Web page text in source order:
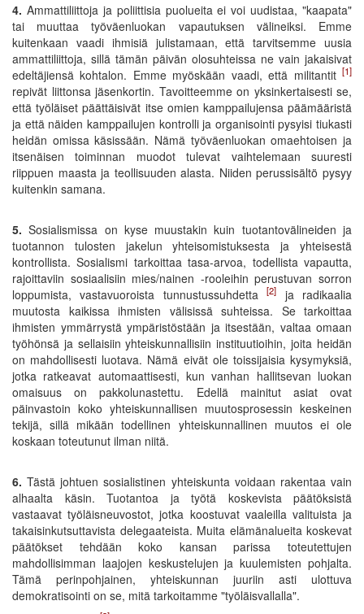
4. Ammattiliittoja ja poliittisia puolueita ei voi uudistaa, "kaapata"
tai muuttaa työväenluokan vapautuksen välineiksi. Emme
kuitenkaan vaadi ihmisiä julistamaan, että tarvitsemme uusia
ammattiliittoja, sillä tämän päivän olosuhteissa ne vain jakaisivat
edeltäjiensä kohtalon. Emme myöskään vaadi, että militantit [1]
repivät liittonsa jäsenkortin. Tavoitteemme on yksinkertaisesti se,
että työläiset päättäisivät itse omien kamppailujensa päämääristä
ja että näiden kamppailujen kontrolli ja organisointi pysyisi tiukasti
heidän omissa käsissään. Nämä työväenluokan omaehtoisen ja
itsenäisen toiminnan muodot tulevat vaihtelemaan suuresti
riippuen maasta ja teollisuuden alasta. Niiden perussisältö pysyy
kuitenkin samana.
5. Sosialismissa on kyse muustakin kuin tuotantovälineiden ja
tuotannon tulosten jakelun yhteisomistuksesta ja yhteisestä
kontrollista. Sosialismi tarkoittaa tasa-arvoa, todellista vapautta,
rajoittaviin sosiaalisiin mies/nainen -rooleihin perustuvan sorron
loppumista, vastavuoroista tunnustussuhdetta[2]
ja radikaalia
muutosta kaikissa ihmisten välisissä suhteissa. Se tarkoittaa
ihmisten ymmärrystä ympäristöstään ja itsestään, valtaa omaan
työhönsä ja sellaisiin yhteiskunnallisiin instituutioihin, joita heidän
on mahdollisesti luotava. Nämä eivät ole toissijaisia kysymyksiä,
jotka ratkeavat automaattisesti, kun vanhan hallitsevan luokan
omaisuus on pakkolunastettu. Edellä mainitut asiat ovat
päinvastoin koko yhteiskunnallisen muutosprosessin keskeinen
tekijä, sillä mikään todellinen yhteiskunnallinen muutos ei ole
koskaan toteutunut ilman niitä.
6. Tästä johtuen sosialistinen yhteiskunta voidaan rakentaa vain
alhaalta käsin. Tuotantoa ja työtä koskevista päätöksistä
vastaavat työläisneuvostot, jotka koostuvat vaaleilla valituista ja
takaisinkutsuttavista delegaateista. Muita elämänalueita koskevat
päätökset tehdään koko kansan parissa toteutettujen
mahdollisimman laajojen keskustelujen ja kuulemisten pohjalta.
Tämä perinpohjainen, yhteiskunnan juuriin asti ulottuva
demokratisointi on se, mitä tarkoitamme "työläisvallalla".